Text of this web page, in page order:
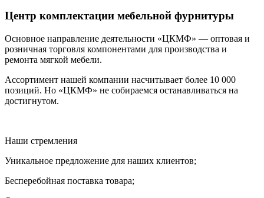
Центр комплектации мебельной фурнитуры
Основное направление деятельности «ЦКМФ» — оптовая и
розничная торговля компонентами для производства и
ремонта мягкой мебели.
Ассортимент нашей компании насчитывает более 10 000
позиций. Но «ЦКМФ» не собираемся останавливаться на
достигнутом.
Наши стремления
Уникальное предложение для наших клиентов;
Бесперебойная поставка товара;